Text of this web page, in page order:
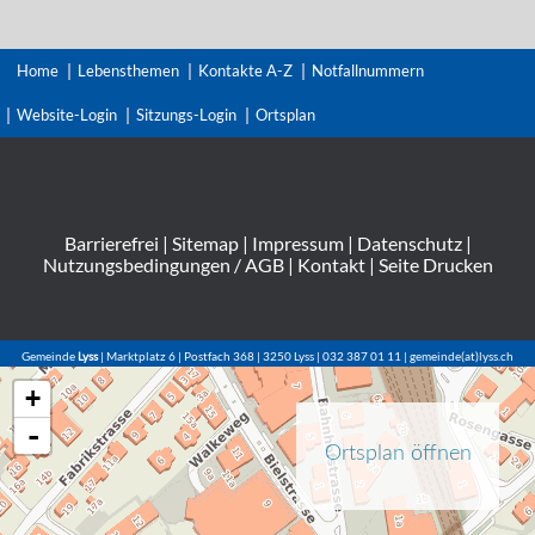
Home Lebensthemen Kontakte A-Z Notfallnummern
Website-Login Sitzungs-Login Ortsplan
Barrierefrei | Sitemap| Impressum| Datenschutz|
Nutzungsbedingungen / AGB| Kontakt| Seite Drucken
GemeindeLyss| Marktplatz 6 | Postfach 368 | 3250 Lyss | 032 387 01 11 | gemeinde(at)lyss.ch